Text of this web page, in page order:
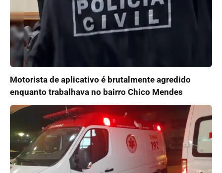
Motorista de aplicativo é brutalmente agredido
enquanto trabalhava no bairro Chico Mendes